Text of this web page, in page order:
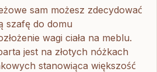
sam możesz zdecydować
szafę do domu
wagi ciała na meblu.
jest na złotych nóżkach
stanowiąca większość